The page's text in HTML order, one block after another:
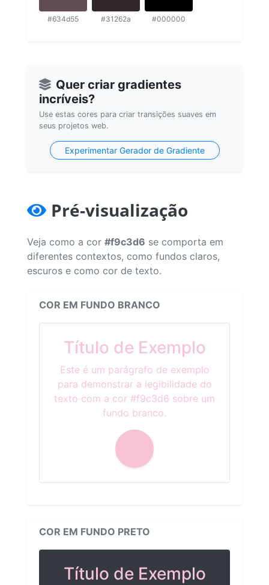
#634d55 #31262a #000000
Quer criar gradientes
incríveis?
Use estas cores para criar transições suaves em
seus projetos web.
Experimentar Gerador de Gradiente
Pré-visualização
Veja como a cor #f9c3d6 se comporta em
diferentes contextos, como fundos claros,
escuros e como cor de texto.
COR EM FUNDO BRANCO
Título de Exemplo
Este é um parágrafo de exemplo
para demonstrar a legibilidade do
texto com a cor #f9c3d6 sobre um
fundo branco.
COR EM FUNDO PRETO
Título de Exemplo